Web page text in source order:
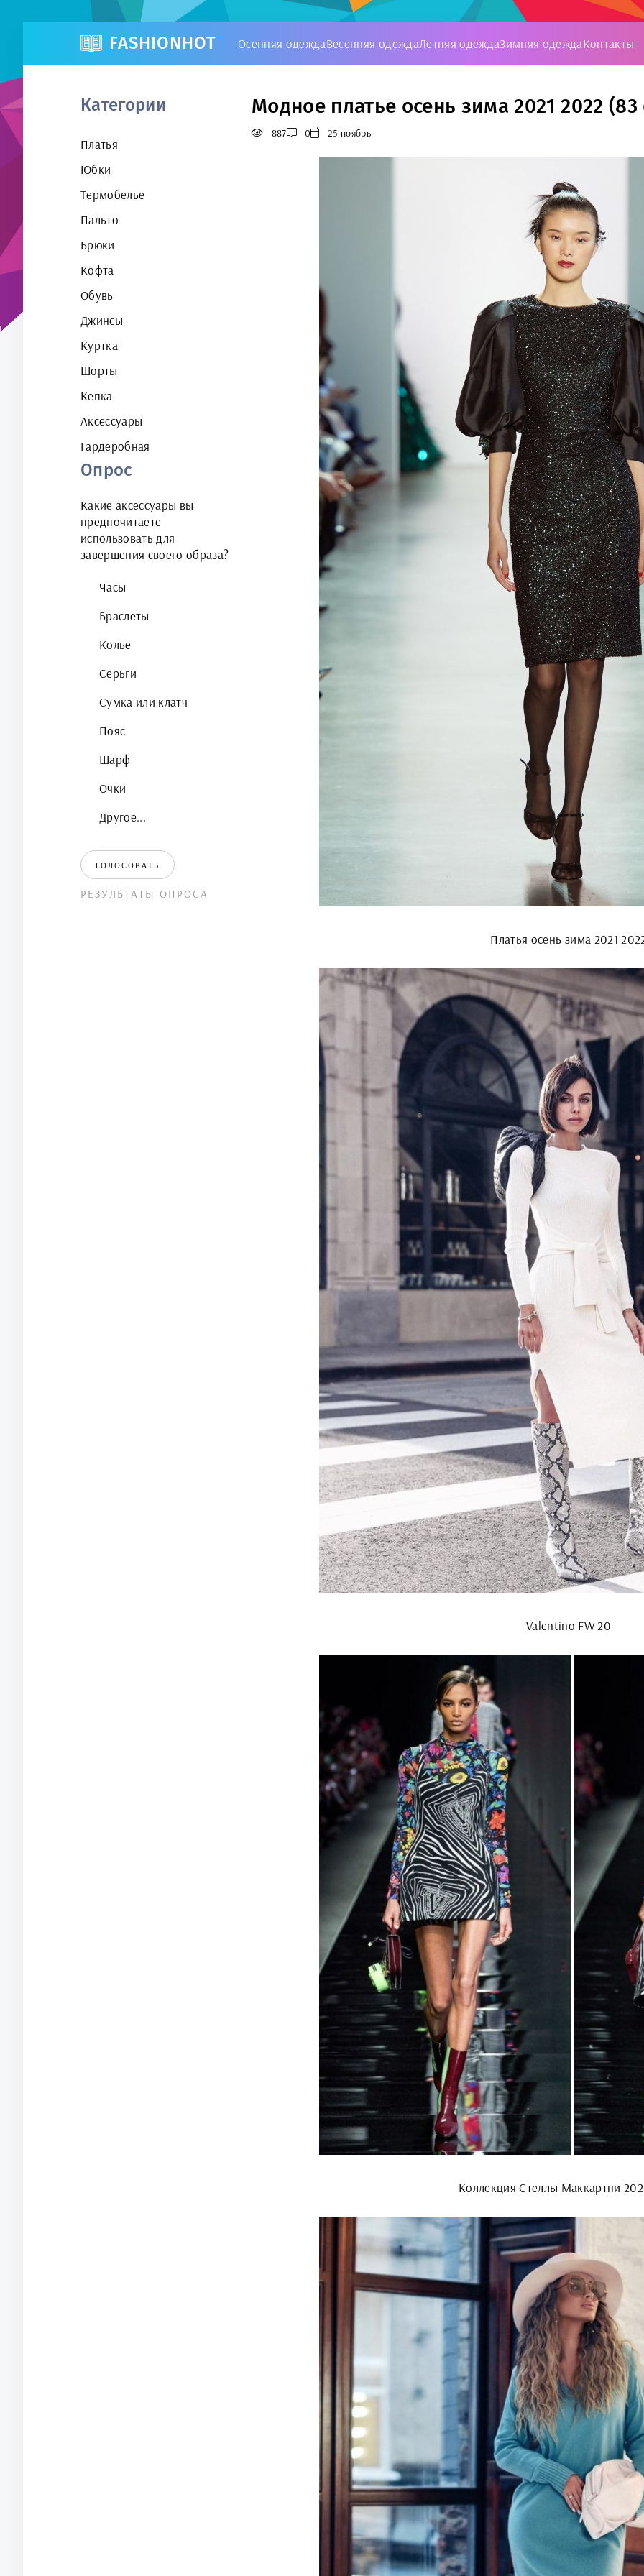
FASHIONHOT Осенняя одеждаВесенняя одеждаЛетняя одеждаЗимняя одеждаКонтакты
Категории
Платья
Юбки
Термобелье
Пальто
Брюки
Кофта
Обувь
Джинсы
Куртка
Шорты
Кепка
Аксессуары
Гардеробная
Опрос
Какие аксессуары вы
предпочитаете
использовать для
завершения своего образа?
Часы
Браслеты
Колье
Серьги
Сумка или клатч
Пояс
Шарф
Очки
Другое...
ГОЛОСОВАТЬ
РЕЗУЛЬТАТЫ ОПРОСА
Модное платье осень зима 2021 2022
887 0 25 ноябрь
Платья осень зима 2021
Valentino FW 20
Коллекция Стеллы Маккартни